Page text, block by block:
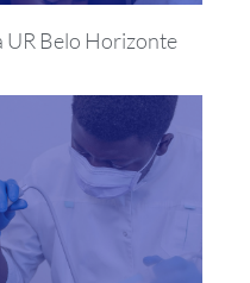
UR Belo Horizonte